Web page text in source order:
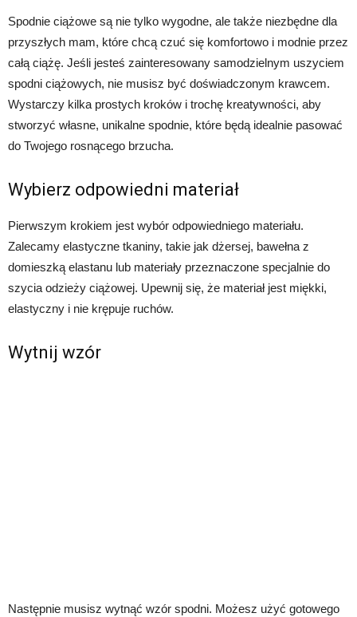
Spodnie ciążowe są nie tylko wygodne, ale także niezbędne dla
przyszłych mam, które chcą czuć się komfortowo i modnie przez
całą ciążę. Jeśli jesteś zainteresowany samodzielnym uszyciem
spodni ciążowych, nie musisz być doświadczonym krawcem.
Wystarczy kilka prostych kroków i trochę kreatywności, aby
stworzyć własne, unikalne spodnie, które będą idealnie pasować
do Twojego rosnącego brzucha.
Wybierz odpowiedni materiał
Pierwszym krokiem jest wybór odpowiedniego materiału.
Zalecamy elastyczne tkaniny, takie jak dżersej, bawełna z
domieszką elastanu lub materiały przeznaczone specjalnie do
szycia odzieży ciążowej. Upewnij się, że materiał jest miękki,
elastyczny i nie krępuje ruchów.
Wytnij wzór
Następnie musisz wytnąć wzór spodni. Możesz użyć gotowego